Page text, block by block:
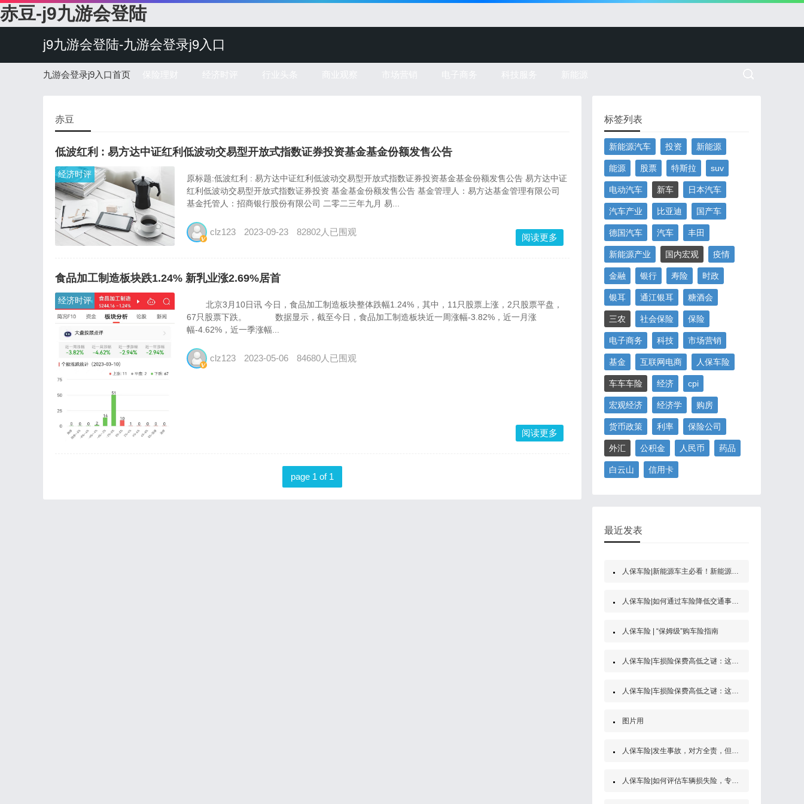
赤豆-j9九游会登陆
j9九游会登陆-九游会登录j9入口
九游会登录j9入口首页
赤豆
低波红利 : 易方达中证红利低波动交易型开放式指数证券投资基金基金份额发售公告
经济时评
原标题:低波红利 : 易方达中证红利低波动交易型开放式指数证券投资基金基金份额发售公告 易方达中证
红利低波动交易型开放式指数证券投资 基金基金份额发售公告 基金管理人：易方达基金管理有限公司
基金托管人：招商银行股份有限公司 二零二三年九月 易...
clz123 2023-09-23 82802人已围观
阅读更多
食品加工制造板块跌1.24% 新乳业涨2.69%居首
经济时评
北京3月10日讯 今日，食品加工制造板块整体跌幅1.24%，其中，11只股票上涨，2只股票平盘，
67只股票下跌。 数据显示，截至今日，食品加工制造板块近一周涨幅-3.82%，近一月涨
幅-4.62%，近一季涨幅...
clz123 2023-05-06 84680人已围观
阅读更多
page 1 of 1
标签列表
新能源汽车 投资 新能源
能源 股票 特斯拉 suv
电动汽车 新车 日本汽车
汽车产业 比亚迪 国产车
德国汽车 汽车 丰田
新能源产业 国内宏观 疫情
金融 银行 寿险 时政
银耳 通江银耳 糖酒会
三农 社会保险 保险
电子商务 科技 市场营销
基金 互联网电商 人保车险
车车车险 经济 cpi
宏观经济 经济学 购房
货币政策 利率 保险公司
外汇 公积金 人民币 药品
白云山 信用卡
最近发表
人保车险|新能源车主必看！新能源汽车第三者责任保险
人保车险|如何通过车险降低交通事故的经济风险？
人保车险 | “保姆级”购车险指南
人保车险|车损险保费高低之谜：这些因素决定了你的保费
人保车险|车损险保费高低之谜：这些因素决定了你的保费
图片用
人保车险|发生事故，对方全责，但是他没买保险怎么办？
人保车险|如何评估车辆损失险，专家为你解答